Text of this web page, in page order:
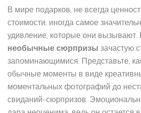
В мире подарков, не всегда
стоимости, иногда самое
удивление, которые они вызывают.
необычные сюрпризы зачастую
запоминающимися. Представьте,
обычные моменты в виде
моментальных фотографий до
свиданий-сюрпризов.